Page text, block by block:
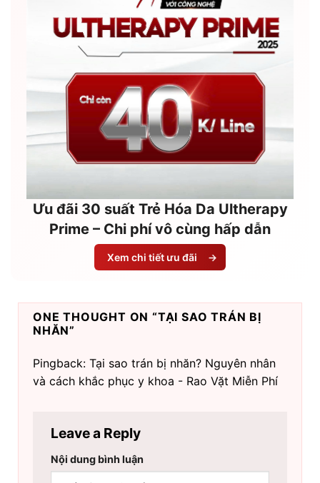
Ưu đãi 30 suất Trẻ Hóa Da Ultherapy
Prime – Chi phí vô cùng hấp dẫn
Xem chi tiết ưu đãi →
ONE THOUGHT ON “TẠI SAO TRÁN BỊ
NHĂN”
Pingback: Tại sao trán bị nhăn? Nguyên nhân
và cách khắc phục y khoa - Rao Vặt Miễn Phí
Leave a Reply
Nội dung bình luận